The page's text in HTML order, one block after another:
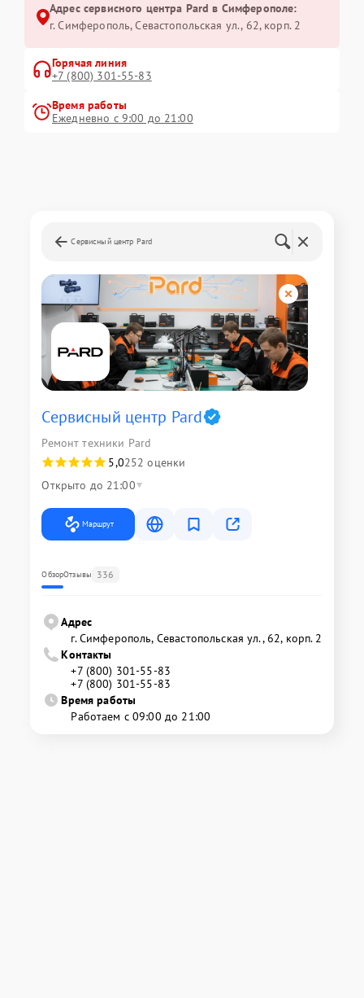
Адрес сервисного центра Pard в Симферополе:
г. Симферополь, Севастопольская ул., 62, корп. 2
Горячая линия
+7 (800) 301-55-83
Время работы
Ежедневно с 9:00 до 21:00
Сервисный центр Pard
Сервисный центр Pard
Ремонт техники Pard
5,0252 оценки
Открыто до 21:00
Маршрут
ОбзорОтзывы 336
Адрес
г. Симферополь, Севастопольская ул., 62, корп. 2
Контакты
+7 (800) 301-55-83
+7 (800) 301-55-83
Время работы
Работаем с 09:00 до 21:00